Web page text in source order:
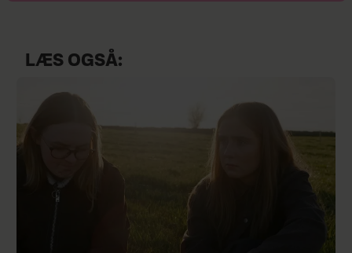
LÆS OGSÅ: